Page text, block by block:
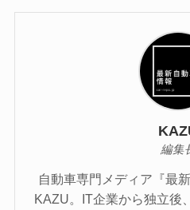
編集
自動車専門メディア『最
KAZU。IT企業から独立後